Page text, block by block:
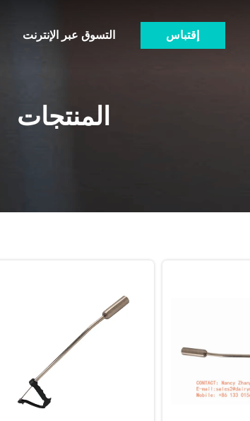
التسوق عبر الإنترنت إقتباس
المنتجات